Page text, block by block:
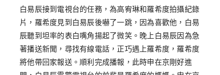
白易辰接到電視台的任務，為高宥琳和羅希度拍攝紀錄
片，羅希度見到白易辰後嚇了一跳，因為喜歡他，白易
辰聽到坦率的表白嘴角揚起了微笑。晚上白易辰因為急
著播送新聞，尋找有線電話，正巧遇上羅希度，羅希度
將他帶回家報送。順利完成播報，此時申在京剛好進